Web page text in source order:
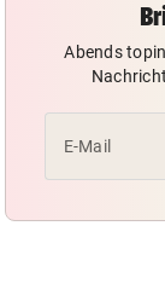
Abends
E-Mail